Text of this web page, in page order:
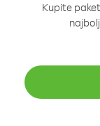
Kupite